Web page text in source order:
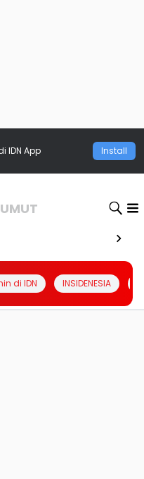
IDN App Install
di IDN INSIDENESIA